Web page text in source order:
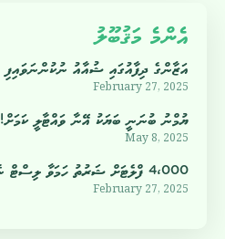
އެންމެ މަޤުބޫލު
އަޒާންގެ ދިފާއުގައި ޝުއާއު ނުކުންނަވައިފި
February 27, 2025
ޔުމްނު ބުނަނީ ބަޔަކު އޭނާ ވައްޓާލީ ކަމަށް!
May 8, 2025
4،000 ފްލެޓަށް ޝަރުތު ހަމަވާ ލިސްޓް ނެރެފި
February 27, 2025